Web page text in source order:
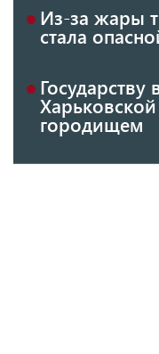
Из-за жары
стала
городищем